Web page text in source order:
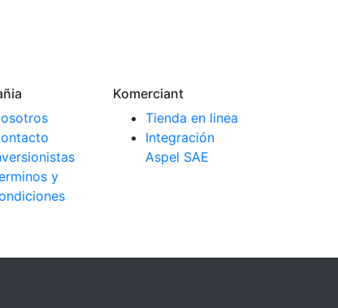
y
Komerciant
Tienda en linea
Integración
Aspel SAE